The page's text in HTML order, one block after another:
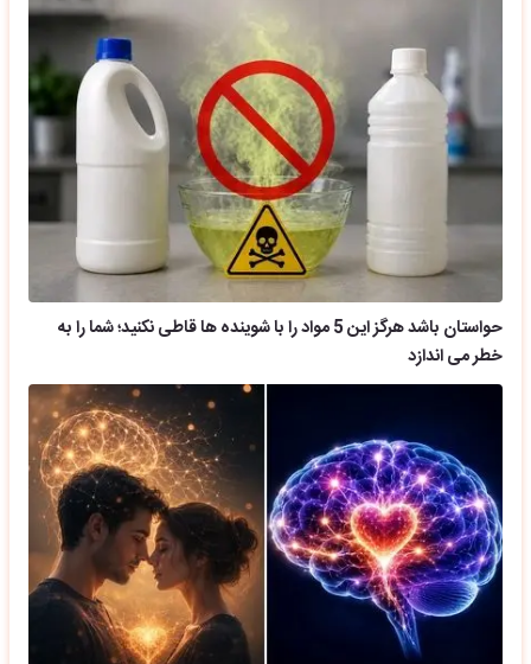
حواستان باشد هرگز این 5 مواد را با شوینده ها قاطی نکنید؛ شما را به
خطر می اندازد